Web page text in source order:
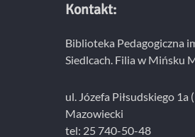
Kontakt:
Biblioteka Pedagogiczna
Siedlcach. Filia w Mińsku
ul. Józefa Piłsudskiego
Mazowiecki
tel: 25 740-50-48